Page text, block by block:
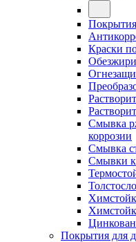
Покрытия
Краски
Смывка
коррозии
Смывка
Смывки
Покрытия для